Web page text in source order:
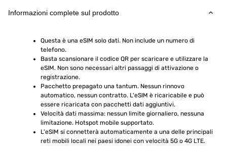
Informazioni complete sul prodotto
Questa è una eSIM solo dati. Non include un numero di
telefono.
Basta scansionare il codice QR per scaricare e utilizzare la
eSIM. Non sono necessari altri passaggi di attivazione o
registrazione.
Pacchetto prepagato una tantum. Nessun rinnovo
automatico, nessun contratto. L'eSIM è ricaricabile e può
essere ricaricata con pacchetti dati aggiuntivi.
Velocità dati massima: nessun limite giornaliero, nessuna
limitazione. Hotspot mobile supportato.
L'eSIM si connetterà automaticamente a una delle principali
reti mobili locali nei paesi idonei con velocità 5G o 4G LTE.